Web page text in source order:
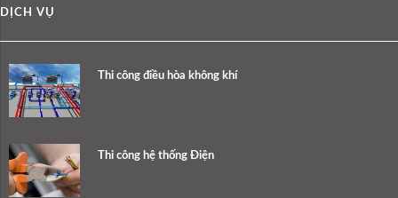
DỊCH VỤ
Thi công điều hòa không khí
Thi công hệ thống Điện